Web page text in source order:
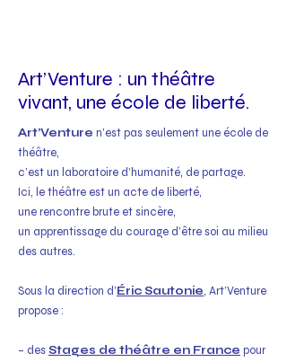
Art’Venture : un théâtre
vivant, une école de liberté.
Art’Venture n’est pas seulement une école de
théâtre,
c’est un laboratoire d’humanité, de partage.
Ici, le théâtre est un acte de liberté,
une rencontre brute et sincère,
un apprentissage du courage d’être soi au milieu
des autres.
Sous la direction d’Éric Sautonie, Art’Venture
propose :
– desStages de théâtre en France pour